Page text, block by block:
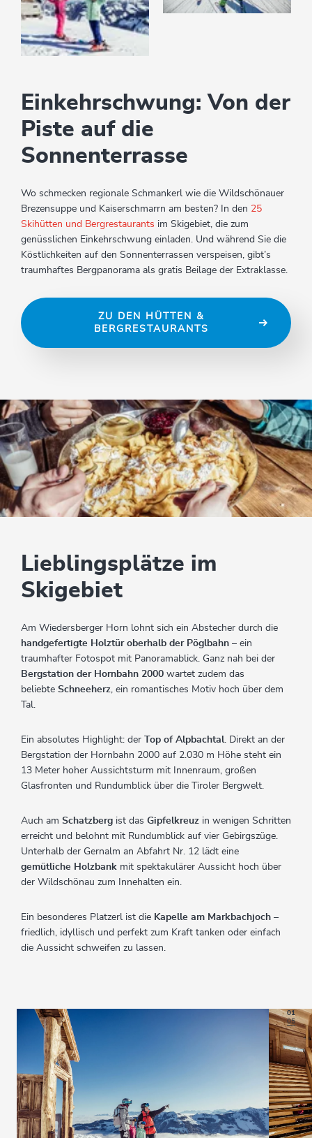
Einkehrschwung: Von der
Piste auf die
Sonnenterrasse
Wo schmecken regionale Schmankerl wie die Wildschönauer
Brezensuppe und Kaiserschmarrn am besten? In den 25
Skihütten und Bergrestaurants im Skigebiet, die zum
genüsslichen Einkehrschwung einladen. Und während Sie die
Köstlichkeiten auf den Sonnenterrassen verspeisen, gibt’s
traumhaftes Bergpanorama als gratis Beilage der Extraklasse.
ZU DEN HÜTTEN &
BERGRESTAURANTS
Lieblingsplätze im
Skigebiet
Am Wiedersberger Horn lohnt sich ein Abstecher durch die
handgefertigte Holztür oberhalb der Pöglbahn – ein
traumhafter Fotospot mit Panoramablick. Ganz nah bei der
Bergstation der Hornbahn 2000 wartet zudem das
beliebte Schneeherz, ein romantisches Motiv hoch über dem
Tal.
Ein absolutes Highlight: der Top of Alpbachtal. Direkt an der
Bergstation der Hornbahn 2000 auf 2.030 m Höhe steht ein
13 Meter hoher Aussichtsturm mit Innenraum, großen
Glasfronten und Rundumblick über die Tiroler Bergwelt.
Auch am Schatzberg ist das Gipfelkreuz in wenigen Schritten
erreicht und belohnt mit Rundumblick auf vier Gebirgszüge.
Unterhalb der Gernalm an Abfahrt Nr. 12 lädt eine
gemütliche Holzbank mit spektakulärer Aussicht hoch über
der Wildschönau zum Innehalten ein.
Ein besonderes Platzerl ist die Kapelle am Markbachjoch –
friedlich, idyllisch und perfekt zum Kraft tanken oder einfach
die Aussicht schweifen zu lassen.
01
05